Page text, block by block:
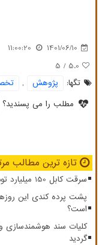
1401/06/10
11:00:20
5.0
/ 5
تگها:
پژوهش ,
مطلب را می پسندید؟
تازه ترین مطالب
سرقت کابل 150 میلیارد تومان خسارت زد
پشت پرده کندی این
است؟
کلیات سند
گردید